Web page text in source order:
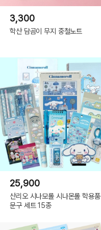
3,300
학산 담곰이 무지 중철노트
25,900
산리오 시나모롤 시나몬롤 학용품
문구 세트 15종